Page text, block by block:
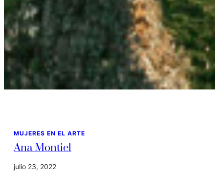
MUJERES EN EL ARTE
Ana Montiel
julio 23, 2022